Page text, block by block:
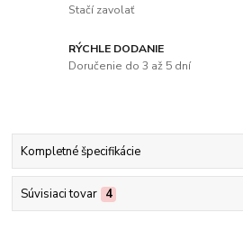
Stačí zavolať
RÝCHLE DODANIE
Doručenie do 3 až 5 dní
Kompletné špecifikácie
Súvisiaci tovar 4